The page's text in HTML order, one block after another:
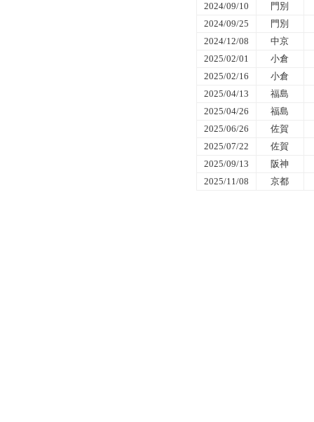
2024/09/10
門別
2024/09/25
門別
2024/12/08
中京
2025/02/01
小倉
2025/02/16
小倉
2025/04/13
福島
2025/04/26
福島
2025/06/26
佐賀
2025/07/22
佐賀
2025/09/13
阪神
2025/11/08
京都